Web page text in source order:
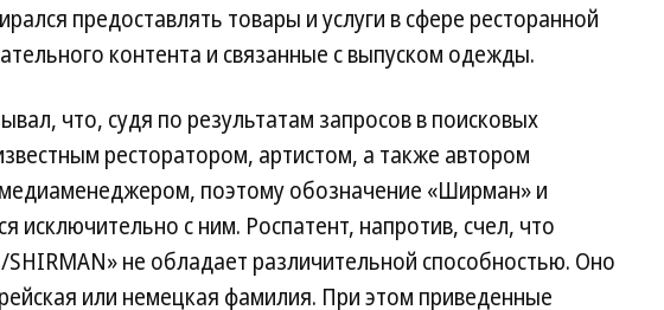
предоставлять товары и услуги в сфере ресторанной
контента и связанные с выпуском одежды.
что, судя по результатам запросов в поисковых
ресторатором, артистом, а также автором
поэтому обозначение «Ширман» и
исключительно с ним. Роспатент, напротив, счел, что
не обладает различительной способностью. Оно
или немецкая фамилия. При этом приведенные